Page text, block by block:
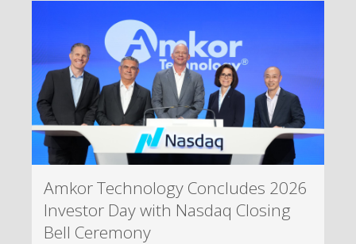
Amkor Technology Concludes 2026
Investor Day with Nasdaq Closing
Bell Ceremony